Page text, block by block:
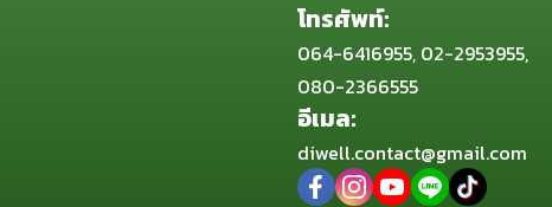
โทรศัพท์:
064-6416955, 02-2953955,
080-2366555
อีเมล:
diwell.contact@gmail.com